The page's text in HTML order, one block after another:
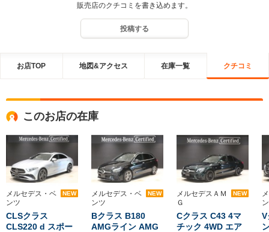
販売店のクチコミを書き込めます。
投稿する
お店TOP 地図&アクセス 在庫一覧 クチコミ
このお店の在庫
メルセデス・ベ
ンツ
NEW
CLSクラス
CLS220 d スポー
メルセデス・ベ
ンツ
NEW
Bクラス B180
AMGライン AMG
メルセデスＡＭ
Ｇ
NEW
Cクラス C43 4マ
チック 4WD エア
V